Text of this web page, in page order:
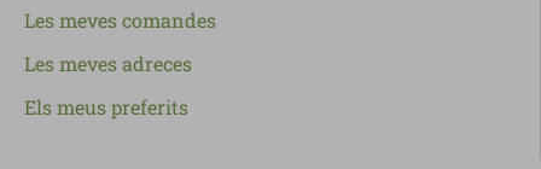
Les meves comandes
Les meves adreces
Els meus preferits